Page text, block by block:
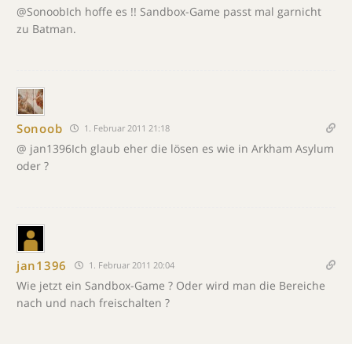
@SonoobIch hoffe es !! Sandbox-Game passt mal garnicht
zu Batman.
Sonoob 1. Februar 2011 21:18
@ jan1396Ich glaub eher die lösen es wie in Arkham Asylum
oder ?
jan1396 1. Februar 2011 20:04
Wie jetzt ein Sandbox-Game ? Oder wird man die Bereiche
nach und nach freischalten ?